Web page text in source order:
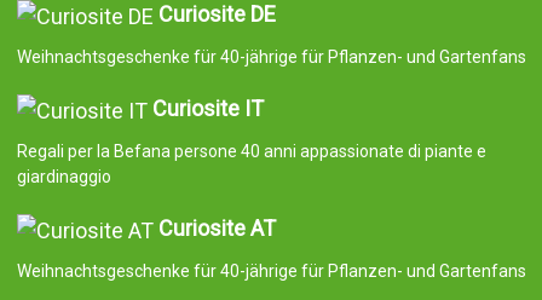
Curiosite DE
Weihnachtsgeschenke für 40-jährige für Pflanzen- und Gartenfans
Curiosite IT
Regali per la Befana persone 40 anni appassionate di piante e
giardinaggio
Curiosite AT
Weihnachtsgeschenke für 40-jährige für Pflanzen- und Gartenfans